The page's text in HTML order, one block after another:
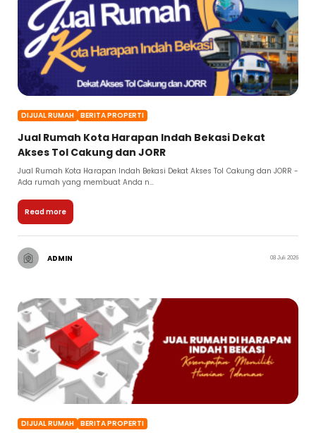
DIJUAL RUMAH BERITA PROPERTI
Jual Rumah Kota Harapan Indah Bekasi Dekat
Akses Tol Cakung dan JORR
Jual Rumah Kota Harapan Indah Bekasi Dekat Akses Tol Cakung dan JORR -
Ada rumah yang membuat Anda n...
Read more
ADMIN 08 Juli 2026
DIJUAL RUMAH BERITA PROPERTI